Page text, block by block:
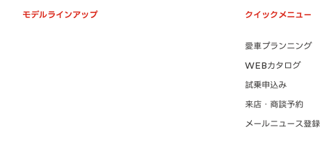
モデルラインアップ クイックメニュー
愛車プランニング
WEBカタログ
試乗申込み
来店・商談予約
メールニュース登録